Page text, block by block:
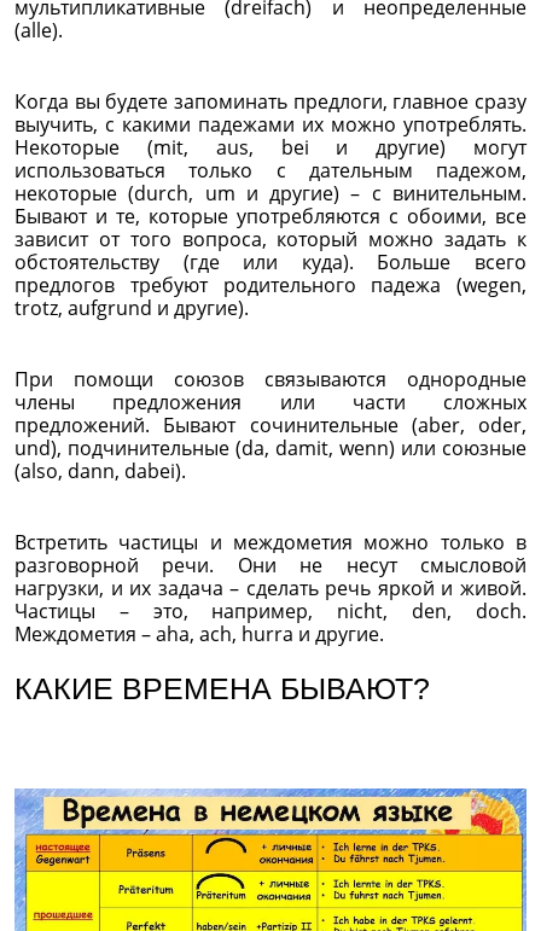
мультипликативные (dreifach) и неопределенные
(alle).
Когда вы будете запоминать предлоги, главное сразу
выучить, с какими падежами их можно употреблять.
Некоторые (mit, aus, bei и другие) могут
использоваться только с дательным падежом,
некоторые (durch, um и другие) – с винительным.
Бывают и те, которые употребляются с обоими, все
зависит от того вопроса, который можно задать к
обстоятельству (где или куда). Больше всего
предлогов требуют родительного падежа (wegen,
trotz, aufgrund и другие).
При помощи союзов связываются однородные
члены предложения или части сложных
предложений. Бывают сочинительные (aber, oder,
und), подчинительные (da, damit, wenn) или союзные
(also, dann, dabei).
Встретить частицы и междометия можно только в
разговорной речи. Они не несут смысловой
нагрузки, и их задача – сделать речь яркой и живой.
Частицы – это, например, nicht, den, doch.
Междометия – aha, ach, hurra и другие.
КАКИЕ ВРЕМЕНА БЫВАЮТ?